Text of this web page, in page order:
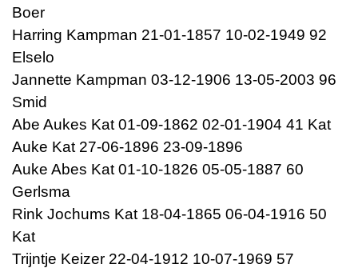
Boer
Harring Kampman 21-01-1857 10-02-1949 92
Elselo
Jannette Kampman 03-12-1906 13-05-2003 96
Smid
Abe Aukes Kat 01-09-1862 02-01-1904 41 Kat
Auke Kat 27-06-1896 23-09-1896
Auke Abes Kat 01-10-1826 05-05-1887 60
Gerlsma
Rink Jochums Kat 18-04-1865 06-04-1916 50
Kat
Trijntje Keizer 22-04-1912 10-07-1969 57